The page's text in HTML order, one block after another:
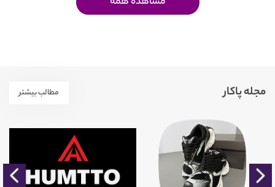
مجله پاکار مطالب بیشتر